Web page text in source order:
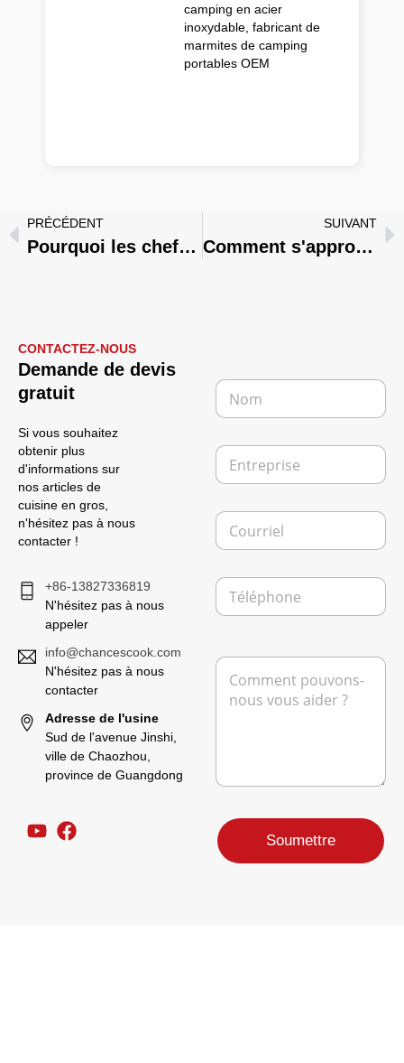
camping en acier
inoxydable, fabricant de
marmites de camping
portables OEM
PRÉCÉDENT
Pourquoi les chefs évitent-ils les poêles antiadhésives dans les cuisines professionnelles ?
SUIVANT
Comment s'approvisionner en batteries de cuisine de camping de haute qualité en Chine en 2026
CONTACTEZ-NOUS
Demande de devis
gratuit
Si vous souhaitez
obtenir plus
d'informations sur
nos articles de
cuisine en gros,
n'hésitez pas à nous
contacter !
+86-13827336819
N'hésitez pas à nous
appeler
info@chancescook.com
N'hésitez pas à nous
contacter
Adresse de l'usine
Sud de l'avenue Jinshi,
ville de Chaozhou,
province de Guangdong
N
m
E
t
e
p
r
s
e
C
u
r
i
e
*
T
l
p
ho
m
n
n
t
d
M
*
Soumettre